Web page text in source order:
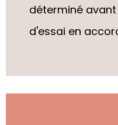
déterminé
d'essai en